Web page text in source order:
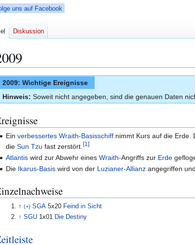
2009: Wichtige Ereignisse
Hinweis: Soweit nicht angegeben, sind die genauen Daten
Einverbessertes Wraith-Basisschiff nimmt Kurs auf die Erde.
dieSun Tzu fast zerstört. [1]
Atlantis wird zur Abwehr einesWraith-Angriffs zur Erde
Die Ikarus-Basis wird von der Luzianer-Allianz angegriffen
↑ (+) SGA 5x20 Feind in Sicht
↑ SGU 1x01 Die Destiny
uns auf Facebook
Diskussion